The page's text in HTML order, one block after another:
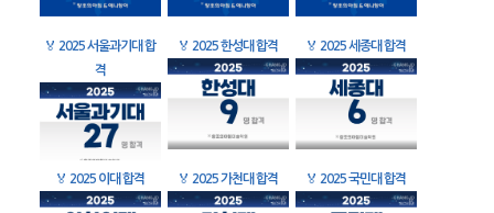
🏅 2025 서울과기대 합
격
🏅 2025 한성대 합격 🏅 2025 세종대 합격
🏅 2025 이대 합격 🏅 2025 가천대 합격 🏅 2025 국민대 합격